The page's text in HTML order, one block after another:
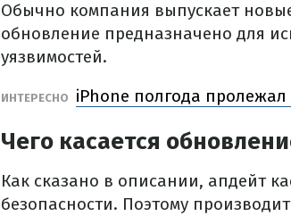
Обычно компания выпускает
обновление предназначено для
уязвимостей.
ИНТЕРЕСНО iPhone полгода пролежал
Чего касается
Как сказано в описании, апдейт
безопасности. Поэтому